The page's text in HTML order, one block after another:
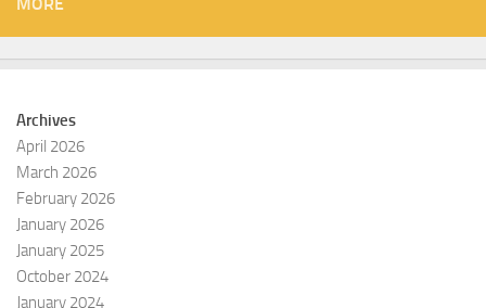
Archives
April 2026
March 2026
February 2026
January 2026
January 2025
October 2024
January 2024